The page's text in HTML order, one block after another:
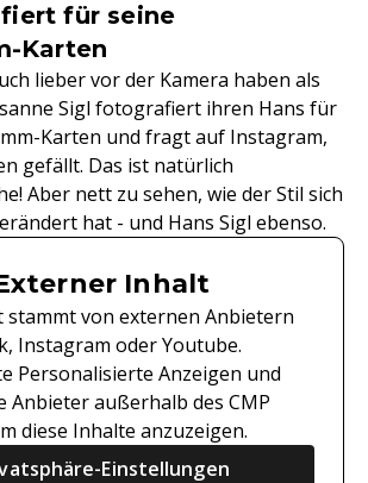
für seine
Karten
lieber vor der Kamera haben als
Sigl fotografiert ihren Hans für
Karten und fragt auf Instagram,
gefällt. Das ist natürlich
Aber nett zu sehen, wie der Stil sich
hat - und Hans Sigl ebenso.
Inhalt
stammt von externen Anbietern
Instagram oder Youtube.
Personalisierte Anzeigen und
Anbieter außerhalb des CMP
diese Inhalte anzuzeigen.
Einstellungen